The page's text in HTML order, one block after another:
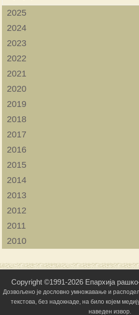
2025
2024
2023
2022
2021
2020
2019
2018
2017
2016
2015
2014
2013
2012
2011
2010
Copyright ©1991-2026 Епархија
Дозвољено је дословно умножавање и
текстова, без надокнаде, на било којем
наведен извор.